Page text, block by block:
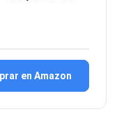
en Amazon